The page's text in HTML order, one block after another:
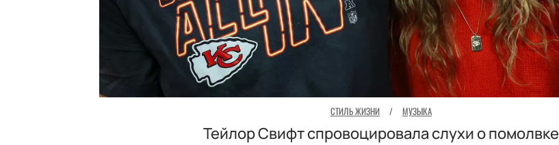
СТИЛЬ ЖИЗНИ / МУЗЫКА
Тейлор Свифт спровоцировала слухи о помолвке